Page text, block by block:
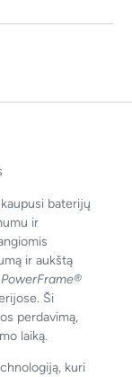
baterijų
ir
ir aukštą
PowerFrame®
Ši
perdavimą,
laiką.
kuri